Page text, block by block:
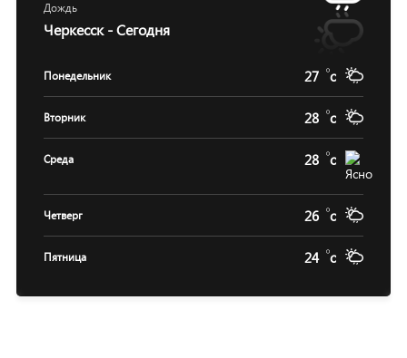
Дождь
Черкесск - Сегодня
Понедельник 27 c
Вторник 28 c
Среда 28 c
Четверг 26 c
Пятница 24 c